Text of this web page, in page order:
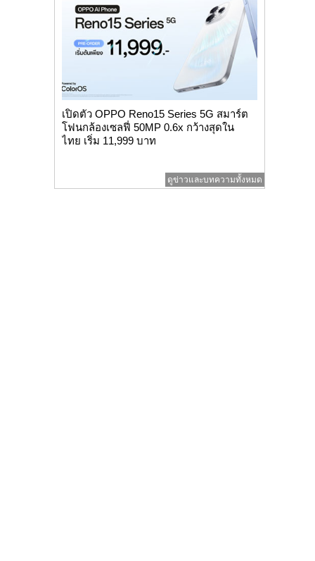
เปิดตัว OPPO Reno15 Series 5G สมาร์ต
โฟนกล้องเซลฟี่ 50MP 0.6x กว้างสุดใน
ไทย เริ่ม 11,999 บาท
ดูข่าวและบทความทั้งหมด